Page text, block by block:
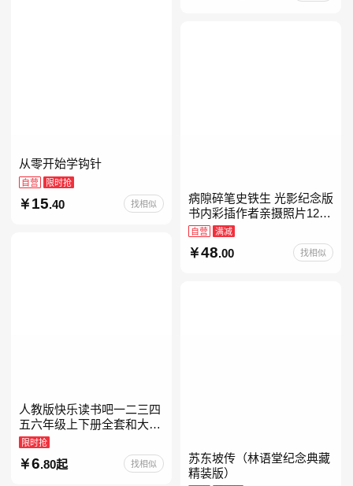
年级课外阅读经典名著故事
从零开始学钩针
自营 限时抢
15.40 找相似
病隙碎笔史铁生 光影纪念版
书内彩插作者亲摄照片12幅
史铁生充满灵性光辉的生命
自营 满减
48.00 找相似
人教版快乐读书吧一二三四
五六年级上下册全套和大人
一起读人教版读读童谣和儿
歌小鲤鱼跳龙门中国古代寓
言安徒生童话学生阅读课外
限时抢
6.80起 找相似
苏东坡传（林语堂纪念典藏
精装版）